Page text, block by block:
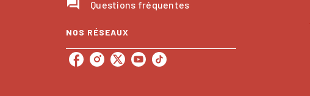
question_answer Questions fréquentes
NOS RÉSEAUX